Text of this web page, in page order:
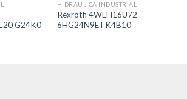
G24K0
HIDRÁULICA INDUSTRIAL
Rexroth 4WEH16U72
6HG24N9ETK4B10